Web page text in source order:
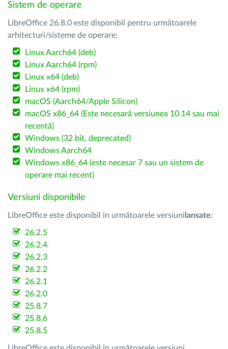
Sistem de operare
LibreOffice 26.8.0 este disponibil pentru următoarele
arhitecturi/sisteme de operare:
Linux Aarch64 (deb)
Linux Aarch64 (rpm)
Linux x64 (deb)
Linux x64 (rpm)
macOS (Aarch64/Apple Silicon)
macOS x86_64 (Este necesară versiunea 10.14 sau mai
recentă)
Windows (32 bit, deprecated)
Windows Aarch64
Windows x86_64 (este necesar 7 sau un sistem de
operare mai recent)
Versiuni disponibile
LibreOffice este disponibil în următoarele versiuni lansate:
26.2.5
26.2.4
26.2.3
26.2.2
26.2.1
26.2.0
25.8.7
25.8.6
25.8.5